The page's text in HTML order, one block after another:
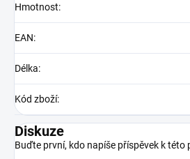
Hmotnost:
EAN:
Délka:
Kód zboží:
Diskuze
Buďte první, kdo napíše příspěvek k této